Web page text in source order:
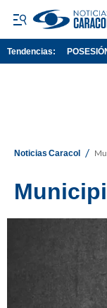
Tendencias:
Noticias Caracol /